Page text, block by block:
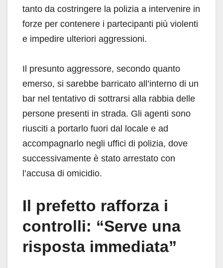
tanto da costringere la polizia a intervenire in
forze per contenere i partecipanti più violenti
e impedire ulteriori aggressioni.
Il presunto aggressore, secondo quanto
emerso, si sarebbe barricato all’interno di un
bar nel tentativo di sottrarsi alla rabbia delle
persone presenti in strada. Gli agenti sono
riusciti a portarlo fuori dal locale e ad
accompagnarlo negli uffici di polizia, dove
successivamente è stato arrestato con
l’accusa di omicidio.
Il prefetto rafforza i
controlli: “Serve una
risposta immediata”